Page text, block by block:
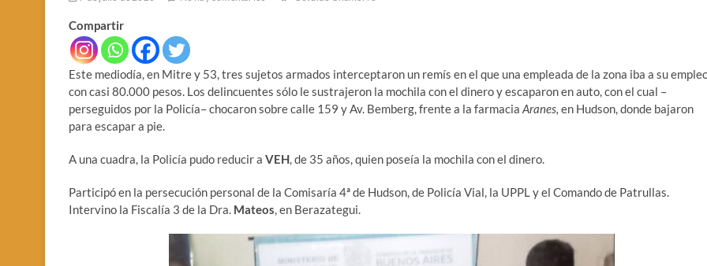
Compartir
Este mediodía, en Mitre y 53, tres sujetos armados interceptaron un remís en el que una empleada de la zona iba a su
con casi 80.000 pesos. Los delincuentes sólo le sustrajeron la mochila con el dinero y escaparon en auto, con el cual –
perseguidos por la Policía– chocaron sobre calle 159 y Av. Bemberg, frente a la farmacia Aranes, en Hudson, donde bajaron
para escapar a pie.
A una cuadra, la Policía pudo reducir a VEH , de 35 años, quien poseía la mochila con el dinero.
Participó en la persecución personal de la Comisaría 4ª de Hudson, de Policía Vial, la UPPL y el Comando de Patrullas.
Intervino la Fiscalía 3 de la Dra. Mateos , en Berazategui.